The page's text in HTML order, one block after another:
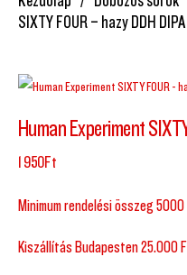
SIXTY FOUR – hazy DDH
Human Experiment
1 950Ft
Minimum rendelési összeg
Kiszállítás Budapesten 25.000